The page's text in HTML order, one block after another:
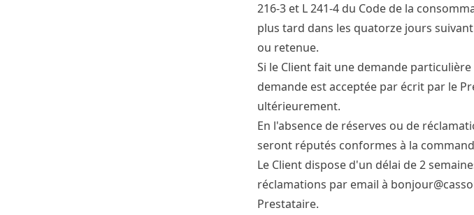
216-3 et L 241-4 du Code de la
plus tard dans les quatorze jours
ou retenue.
Si le Client fait une demande
demande est acceptée par écrit par le
ultérieurement.
En l'absence de réserves ou de
seront réputés conformes à la
Le Client dispose d'un délai de 2
réclamations par email à
Prestataire.